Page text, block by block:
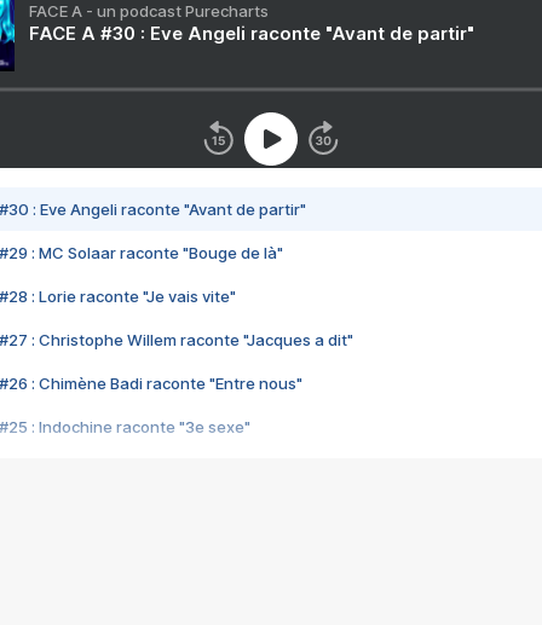
FACE A - un podcast Purecharts
FACE A #30 : Eve Angeli raconte "Avant de partir"
#30 : Eve Angeli raconte "Avant de partir"
#29 : MC Solaar raconte "Bouge de là"
#28 : Lorie raconte "Je vais vite"
#27 : Christophe Willem raconte "Jacques a dit"
#26 : Chimène Badi raconte "Entre nous"
#25 : Indochine raconte "3e sexe"